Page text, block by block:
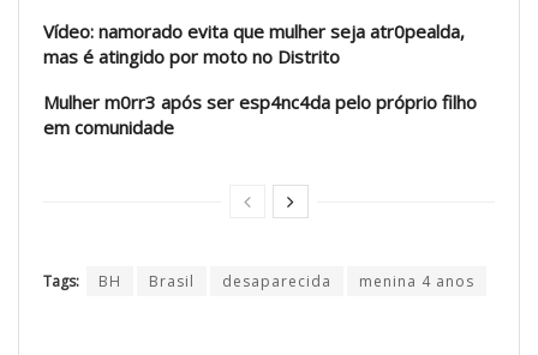
Vídeo: namorado evita que mulher seja atr0pealda,
mas é atingido por moto no Distrito
Mulher m0rr3 após ser esp4nc4da pelo próprio filho
em comunidade
Tags: BH Brasil desaparecida menina 4 anos